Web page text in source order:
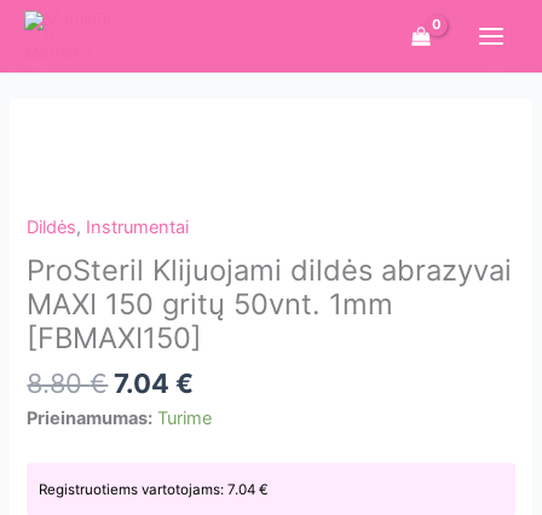
Pereiti
turinio
Dildės, Instrumentai
ProSteril Klijuojami dildės abrazyvai
MAXI 150 gritų 50vnt. 1mm
[FBMAXI150]
8.80€7.04€
Prieinamumas: Turime
Registruotiems vartotojams:7.04€